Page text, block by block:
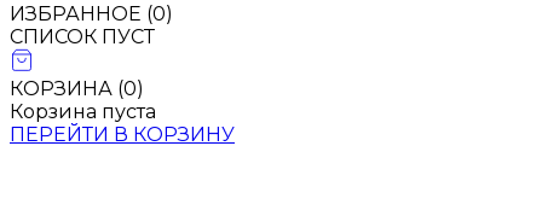
ИЗБРАННОЕ (0)
СПИСОК ПУСТ
КОРЗИНА (0)
Корзина пуста
ПЕРЕЙТИ В КОРЗИНУ